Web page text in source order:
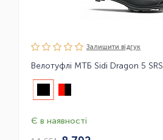
Залишити вiдгук
Велотуфлі МТБ Sidi Dragon 5 SRS
Є в наявності